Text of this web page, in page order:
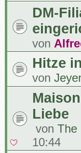
DM-
von
Hitze
von
Liebe
von The
10:44